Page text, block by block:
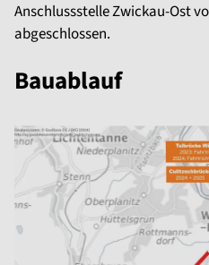
Anschlussstelle Zwickau-Ost
abgeschlossen.
Bauablauf